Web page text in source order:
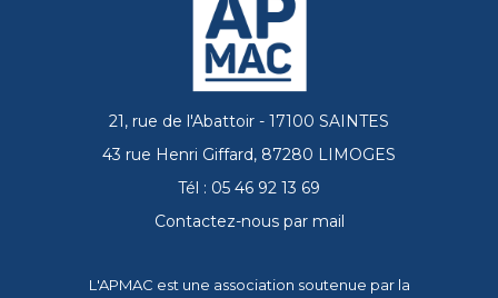
21, rue de l'Abattoir - 17100 SAINTES
43 rue Henri Giffard, 87280 LIMOGES
Tél : 05 46 92 13 69
Contactez-nous par mail
L'APMAC est une association soutenue par la